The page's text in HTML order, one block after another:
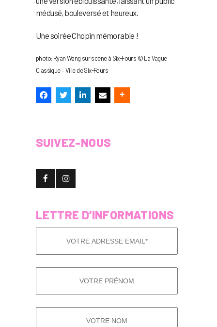
médusé, bouleversé et heureux.
Une soirée Chopin mémorable !
photo: Ryan Wang sur scène à Six-Fours © La Vague
Classique – Ville de Six-Fours
SUIVEZ-NOUS
LETTRE D’INFORMATIONS